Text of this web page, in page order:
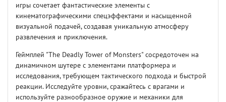
игры сочетает фантастические элементы с
кинематографическими спецэффектами и насыщенной
визуальной подачей, создавая уникальную атмосферу
развлечения и приключения.
Геймплей "The Deadly Tower of Monsters" сосредоточен на
динамичном шутере с элементами платформера и
исследования, требующем тактического подхода и быстрой
реакции. Исследуйте уровни, сражайтесь с врагами и
используйте разнообразное оружие и механики для